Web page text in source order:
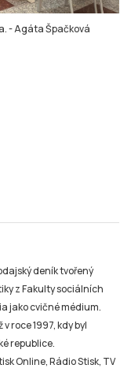
-Agáta Špačková
deník tvořený
z Fakulty sociálních
jako cvičné médium.
roce 1997, kdy byl
republice.
Online, Rádio Stisk, TV